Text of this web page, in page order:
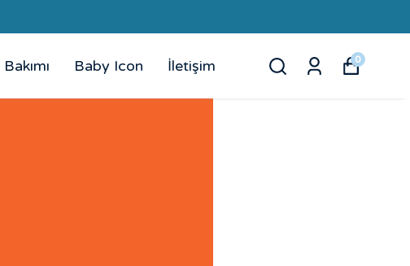
Baby Icon İletişim 0